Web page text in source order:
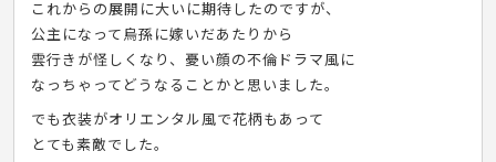
これからの展開に大いに期待したのですが、
公主になって烏孫に嫁いだあたりから
雲行きが怪しくなり、憂い顔の不倫ドラマ風に
なっちゃってどうなることかと思いました。
でも衣装がオリエンタル風で花柄もあって
とても素敵でした。